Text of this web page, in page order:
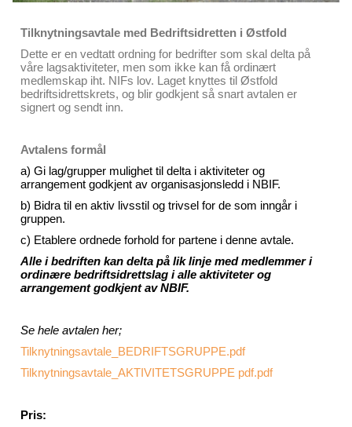
Tilknytningsavtale med Bedriftsidretten i Østfold
Dette er en vedtatt ordning for bedrifter som skal delta på
våre lagsaktiviteter, men som ikke kan få ordinært
medlemskap iht. NIFs lov. Laget knyttes til Østfold
bedriftsidrettskrets, og blir godkjent så snart avtalen er
signert og sendt inn.
Avtalens formål
a) Gi lag/grupper mulighet til delta i aktiviteter og
arrangement godkjent av organisasjonsledd i NBIF.
b) Bidra til en aktiv livsstil og trivsel for de som inngår i
gruppen.
c) Etablere ordnede forhold for partene i denne avtale.
Alle i bedriften kan delta på lik linje med medlemmer i
ordinære bedriftsidrettslag i alle aktiviteter og
arrangement godkjent av NBIF.
Se hele avtalen her;
Tilknytningsavtale_BEDRIFTSGRUPPE.pdf
Tilknytningsavtale_AKTIVITETSGRUPPE pdf.pdf
Pris: